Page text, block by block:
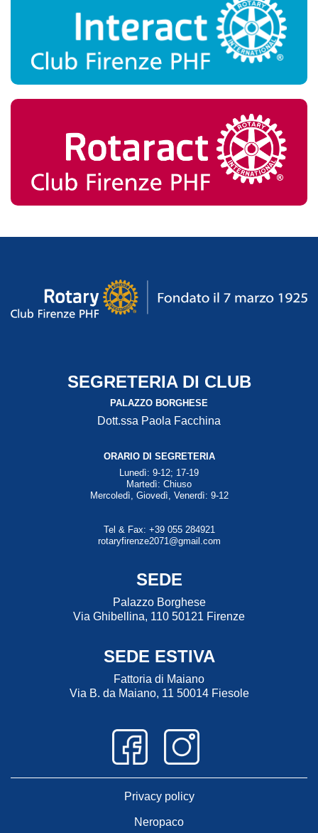
SEGRETERIA DI CLUB
PALAZZO BORGHESE
Dott.ssa Paola Facchina
ORARIO DI SEGRETERIA
Lunedì: 9-12; 17-19
Martedì: Chiuso
Mercoledì, Giovedì, Venerdì: 9-12
Tel & Fax: +39 055 284921
rotaryfirenze2071@gmail.com
SEDE
Palazzo Borghese
Via Ghibellina, 110 50121 Firenze
SEDE ESTIVA
Fattoria di Maiano
Via B. da Maiano, 11 50014 Fiesole
Privacy policy
Neropaco